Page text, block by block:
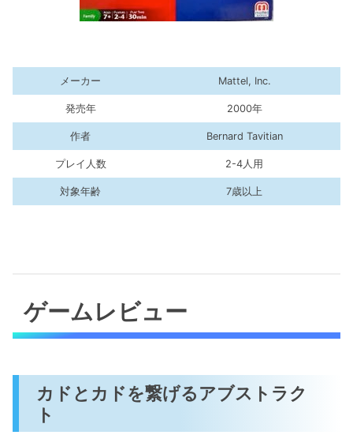
メーカー Mattel, Inc.
発売年 2000年
作者 Bernard Tavitian
プレイ人数 2-4人用
対象年齢 7歳以上
ゲームレビュー
カドとカドを繋げるアブストラク
ト